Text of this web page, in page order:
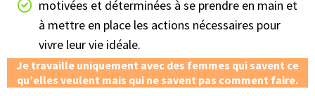
- Formulaire préparatoire
- Séances pour toi :
- définir avec précision ce que tu vises pour toi et le couple -
identifier et lever les blocages restants (peurs, croyances,
etc.) - mise en place des actions qui transforment ton et
votre quotidien - transformation des réflexes automatiques